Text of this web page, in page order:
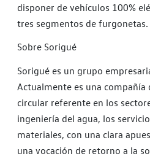
disponer de vehículos 100%
tres segmentos de furgonetas.
Sobre Sorigué
Sorigué es un grupo
Actualmente es una compañía
circular referente en los
ingeniería del agua, los
materiales, con una clara
una vocación de retorno a la